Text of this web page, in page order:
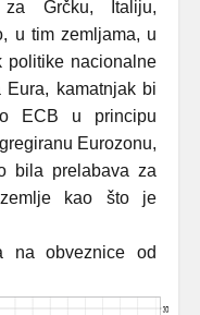
Grčku, Italiju,
u tim zemljama, u
politike nacionalne
kamatnjak bi
ECB u principu
Eurozonu,
bila prelabava za
kao što je
na obveznice od